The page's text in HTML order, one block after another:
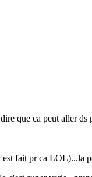
que ca peut aller
fait pr ca LOL)...la